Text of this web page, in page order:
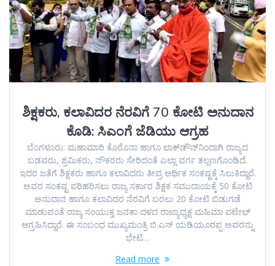
ಶಿಕ್ಷಕರು, ಕಲಾವಿದರ ನೆರವಿಗೆ 70 ಕೋಟಿ ಅನುದಾನ
ಕೊಡಿ: ಸಿಎಂಗೆ ಜೆಡಿಯು ಆಗ್ರಹ
ಬೆಂಗಳೂರು: ಮಹಾಮಾರಿ ಕೊರೊನಾ ಹಾಗೂ ಲಾಕ್‌ಡೌನ್‌ನಿಂದಾಗಿ ರಾಜ್ಯದ
ಬಡವರು, ಶ್ರಮಿಕರು, ನೌಕರರು ಸೇರಿದಂತೆ ಎಲ್ಲಾ ವರ್ಗ ತಲ್ಲಣಗೊಂಡಿದೆ.
ಇದರ ಜತೆಗೆ ಶಿಕ್ಷಕರು ಹಾಗೂ ಕಲಾವಿದರು ತೀವ್ರ ಆರ್ಥಿಕ ಸಂಕಷ್ಟಕ್ಕೆ ಸಿಲುಕಿದ್ದಾರೆ.
ಅವರ ಸಂಕಷ್ಟ ಪರಿಹರಿಸಲು ರಾಜ್ಯ ಸರ್ಕಾರ ಶಿಕ್ಷಕ ಸಮುದಾಯಕ್ಕೆ 50 ಕೋಟಿ
ಅನುದಾನ ಹಾಗೂ ಕಲಾವಿದರ ನೆರವಿಗೆ ಬರಲು 20 ಕೋಟಿ ಬಿಡುಗಡೆ
ಮಾಡುವಂತೆ ರಾಜ್ಯ ಸಂಯುಕ್ತ ಜನತಾ ದಳದ ರಾಜ್ಯಾಧ್ಯಕ್ಷ ಮಹಿಮಾ ಪಟೇಲ್
ಆಗ್ರಹಿಸಿದ್ದಾರೆ. ಈ ಸಂಬಂಧ ಮುಖ್ಯಮಂತ್ರಿ ಬಿ.ಎಸ್ ಯಡಿಯೂರಪ್ಪ ಅವರನ್ನು
ಭೇಟಿ…
Read more